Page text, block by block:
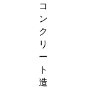
コ
ン
ク
リ
ー
ト
造